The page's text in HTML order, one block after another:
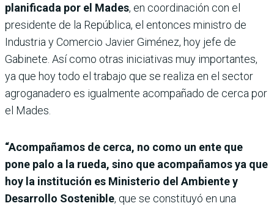
planificada por el Mades, en coordinación con el
presidente de la República, el entonces ministro de
Industria y Comercio Javier Giménez, hoy jefe de
Gabinete. Así como otras iniciativas muy importantes,
ya que hoy todo el trabajo que se realiza en el sector
agroganadero es igualmente acompañado de cerca por
el Mades.
“Acompañamos de cerca, no como un ente que
pone palo a la rueda, sino que acompañamos ya que
hoy la institución es Ministerio del Ambiente y
Desarrollo Sostenible, que se constituyó en una